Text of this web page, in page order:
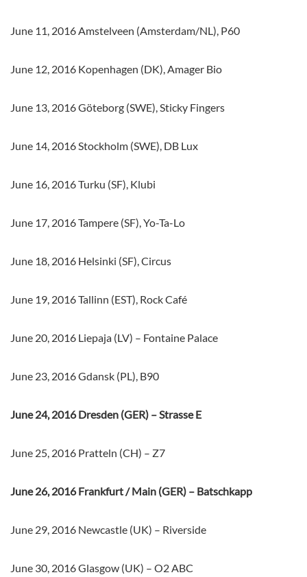
June 11, 2016 Amstelveen (Amsterdam/NL), P60
June 12, 2016 Kopenhagen (DK), Amager Bio
June 13, 2016 Göteborg (SWE), Sticky Fingers
June 14, 2016 Stockholm (SWE), DB Lux
June 16, 2016 Turku (SF), Klubi
June 17, 2016 Tampere (SF), Yo-Ta-Lo
June 18, 2016 Helsinki (SF), Circus
June 19, 2016 Tallinn (EST), Rock Café
June 20, 2016 Liepaja (LV) – Fontaine Palace
June 23, 2016 Gdansk (PL), B90
June 24, 2016 Dresden (GER) – Strasse E
June 25, 2016 Pratteln (CH) – Z7
June 26, 2016 Frankfurt / Main (GER) – Batschkapp
June 29, 2016 Newcastle (UK) – Riverside
June 30, 2016 Glasgow (UK) – O2 ABC